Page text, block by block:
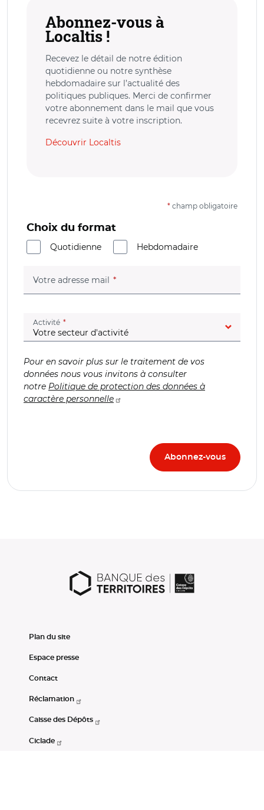
Abonnez-vous à
Localtis !
Recevez le détail de notre édition
quotidienne ou notre synthèse
hebdomadaire sur l’actualité des
politiques publiques. Merci de confirmer
votre abonnement dans le mail que vous
recevrez suite à votre inscription.
Découvrir Localtis
* champ obligatoire
Choix du format
Quotidienne
Hebdomadaire
Votre adresse mail (champ obligatoire)
Activité (champ obligatoire)
Pour en savoir plus sur le traitement de vos
données nous vous invitons à consulter
notre Politique de protection des données à
caractère personnelle
Plan du site
Espace presse
Contact
Réclamation
Caisse des Dépôts
Ciclade